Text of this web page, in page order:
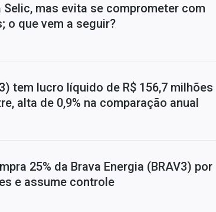
Selic, mas evita se comprometer com
o que vem a seguir?
tem lucro líquido de R$ 156,7 milhões
alta de 0,9% na comparação anual
25% da Brava Energia (BRAV3) por
e assume controle